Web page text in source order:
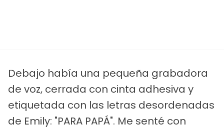
Debajo había una pequeña grabadora
de voz, cerrada con cinta adhesiva y
etiquetada con las letras desordenadas
de Emily: "PARA PAPÁ". Me senté con